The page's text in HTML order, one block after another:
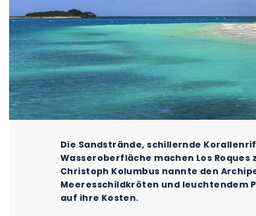
Die Sandstrände, schillernde
Wasseroberfläche machen Los
Christoph Kolumbus nannte den
Meeresschildkröten und leuchtendem
auf ihre Kosten.